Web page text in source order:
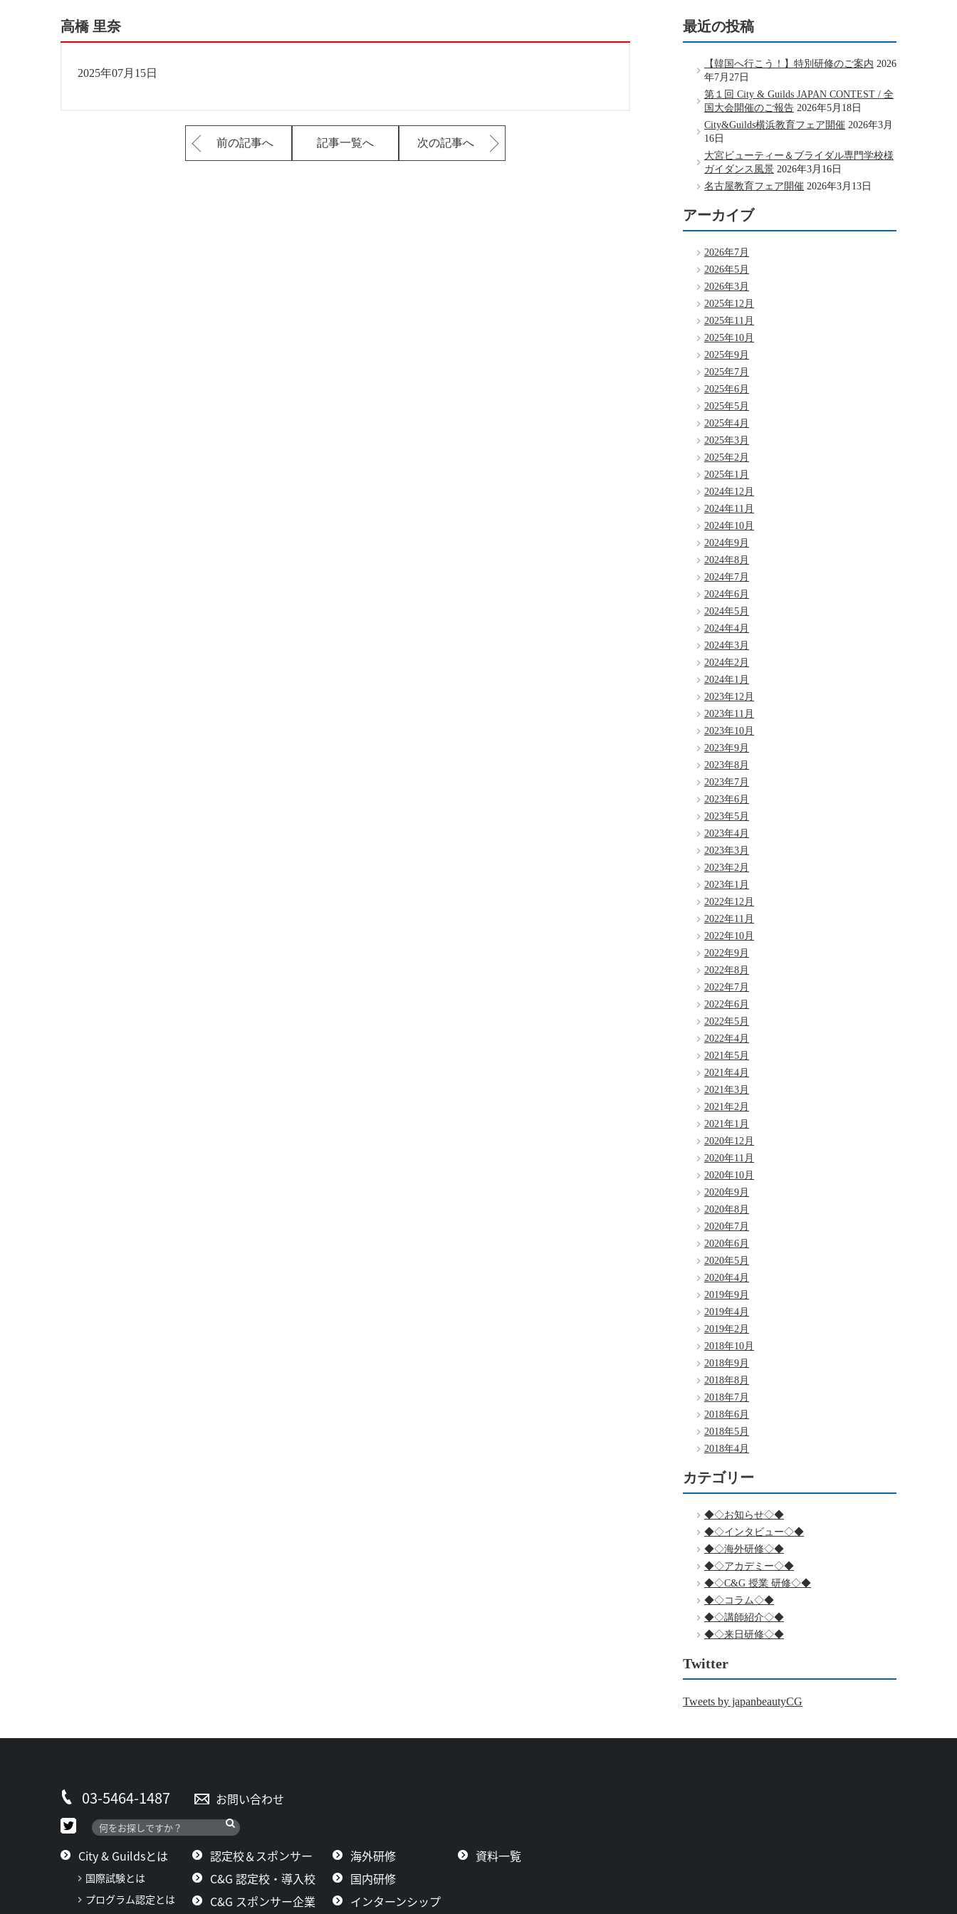
高橋 里奈
2025年07月15日
前の記事へ 記事一覧へ 次の記事へ
最近の投稿
【韓国へ行こう！】特別研修のご案内 2026
年7月27日
第１回 City & Guilds JAPAN CONTEST / 全
国大会開催のご報告 2026年5月18日
City&Guilds横浜教育フェア開催 2026年3月
16日
大宮ビューティー＆ブライダル専門学校様
ガイダンス風景 2026年3月16日
名古屋教育フェア開催 2026年3月13日
アーカイブ
2026年7月
2026年5月
2026年3月
2025年12月
2025年11月
2025年10月
2025年9月
2025年7月
2025年6月
2025年5月
2025年4月
2025年3月
2025年2月
2025年1月
2024年12月
2024年11月
2024年10月
2024年9月
2024年8月
2024年7月
2024年6月
2024年5月
2024年4月
2024年3月
2024年2月
2024年1月
2023年12月
2023年11月
2023年10月
2023年9月
2023年8月
2023年7月
2023年6月
2023年5月
2023年4月
2023年3月
2023年2月
2023年1月
2022年12月
2022年11月
2022年10月
2022年9月
2022年8月
2022年7月
2022年6月
2022年5月
2022年4月
2021年5月
2021年4月
2021年3月
2021年2月
2021年1月
2020年12月
2020年11月
2020年10月
2020年9月
2020年8月
2020年7月
2020年6月
2020年5月
2020年4月
2019年9月
2019年4月
2019年2月
2018年10月
2018年9月
2018年8月
2018年7月
2018年6月
2018年5月
2018年4月
カテゴリー
◆◇お知らせ◇◆
◆◇インタビュー◇◆
◆◇海外研修◇◆
◆◇アカデミー◇◆
◆◇C&G 授業 研修◇◆
◆◇コラム◇◆
◆◇講師紹介◇◆
◆◇来日研修◇◆
Twitter
Tweets by japanbeautyCG
03-5464-1487 お問い合わせ
City & Guildsとは
国際試験とは
プログラム認定とは
認定校＆スポンサー
C&G 認定校・導入校
C&G スポンサー企業
海外研修
国内研修
インターンシップ
資料一覧